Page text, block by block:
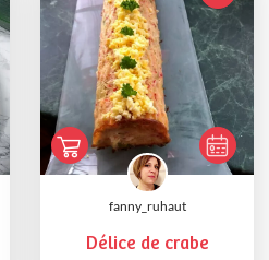
fanny_ruhaut
Délice de crabe